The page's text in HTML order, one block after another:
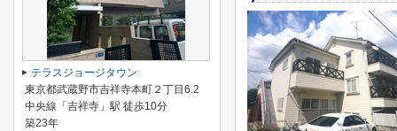
テラスジョージタウン
東京都武蔵野市吉祥寺本町２丁目6.2
中央線「吉祥寺」駅 徒歩10分
築23年